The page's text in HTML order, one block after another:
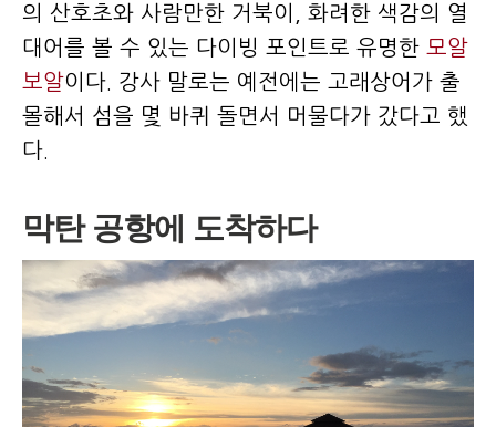
의 산호초와 사람만한 거북이, 화려한 색감의 열
대어를 볼 수 있는 다이빙 포인트로 유명한 모알
보알이다. 강사 말로는 예전에는 고래상어가 출
몰해서 섬을 몇 바퀴 돌면서 머물다가 갔다고 했
다.
막탄 공항에 도착하다